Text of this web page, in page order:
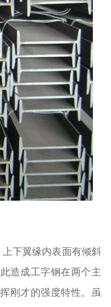
下翼缘内表面有倾斜
造成工字钢在两个主
刚才的强度特性。虽